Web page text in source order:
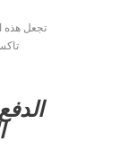
تجعل هذه